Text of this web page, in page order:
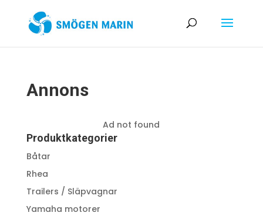
Annons
Ad not found
Produktkategorier
Båtar
Rhea
Trailers / Släpvagnar
Yamaha motorer